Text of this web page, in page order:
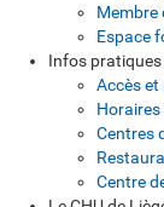
Membre
Espace
Infos pratiques
Accès
Horaires
Centres
Centre